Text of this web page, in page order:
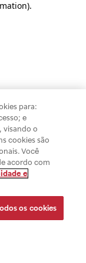
.
para:
e
visando o
cookies são
Você
acordo com
e
os cookies